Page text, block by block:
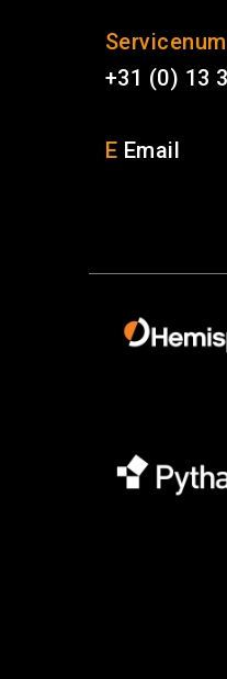
+31 (0) 13
E Email